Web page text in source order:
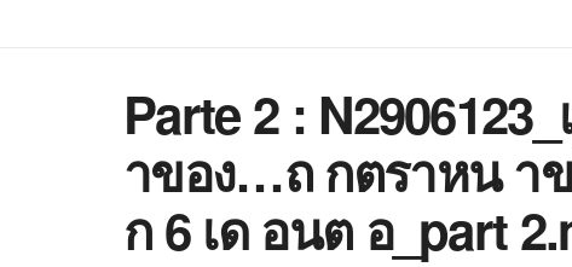
Parte 2 :
าของ…ถ กตราหน า
ก 6 เด อนต อ_part